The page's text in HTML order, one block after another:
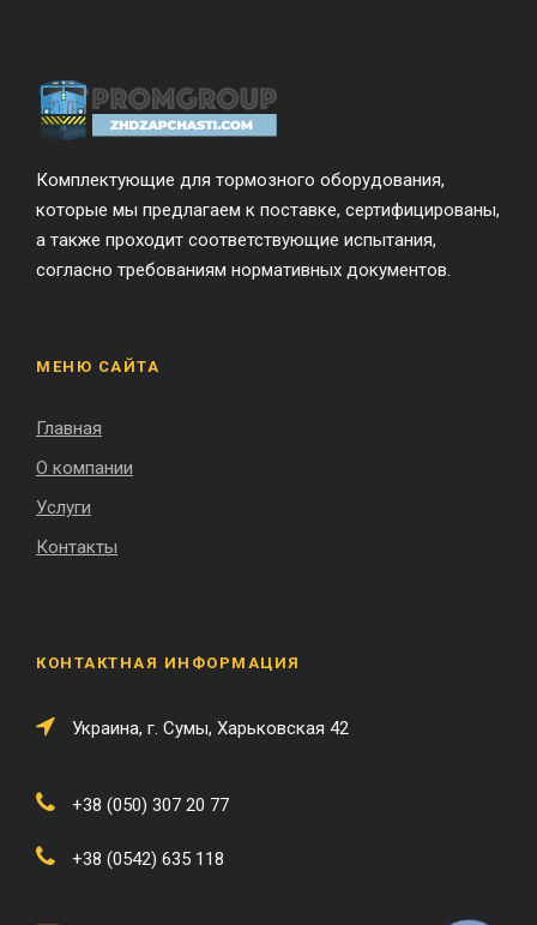
Комплектующие для тормозного оборудования,
которые мы предлагаем к поставке, сертифицированы,
а также проходит соответствующие испытания,
согласно требованиям нормативных документов.
МЕНЮ САЙТА
Главная
О компании
Услуги
Контакты
КОНТАКТНАЯ ИНФОРМАЦИЯ
Украина, г. Сумы, Харьковская 42
+38 (050) 307 20 77
+38 (0542) 635 118